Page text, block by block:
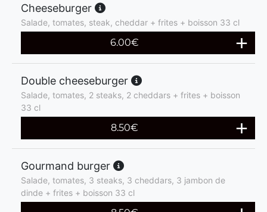
Cheeseburger
Salade, tomates, steak, cheddar + frites + boisson 33 cl
6.00€
Double cheeseburger
Salade, tomates, 2 steaks, 2 cheddars + frites + boisson
33 cl
8.50€
Gourmand burger
Salade, tomates, 3 steaks, 3 cheddars, 3 jambon de
dinde + frites + boisson 33 cl